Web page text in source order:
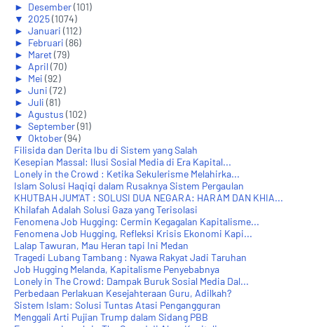
► Desember(101)
▼ 2025(1074)
► Januari (112)
► Februari (86)
► Maret(79)
► April(70)
► Mei (92)
► Juni (72)
► Juli (81)
► Agustus (102)
► September(91)
▼ Oktober(94)
Filisida dan Derita Ibu di Sistem yang Salah
Kesepian Massal: Ilusi Sosial Media di Era Kapital...
Lonely in the Crowd : Ketika Sekulerisme Melahirka...
Islam Solusi Haqiqi dalam Rusaknya Sistem Pergaulan
KHUTBAH JUM'AT : SOLUSI DUA NEGARA: HARAM DAN KHIA...
Khilafah Adalah Solusi Gaza yang Terisolasi
Fenomena Job Hugging: Cermin Kegagalan Kapitalisme...
Fenomena Job Hugging, Refleksi Krisis Ekonomi Kapi...
Lalap Tawuran, Mau Heran tapi Ini Medan
Tragedi Lubang Tambang : Nyawa Rakyat Jadi Taruhan
Job Hugging Melanda, Kapitalisme Penyebabnya
Lonely in The Crowd: Dampak Buruk Sosial Media Dal...
Perbedaan Perlakuan Kesejahteraan Guru, Adilkah?
Sistem Islam: Solusi Tuntas Atasi Pengangguran
Menggali Arti Pujian Trump dalam Sidang PBB